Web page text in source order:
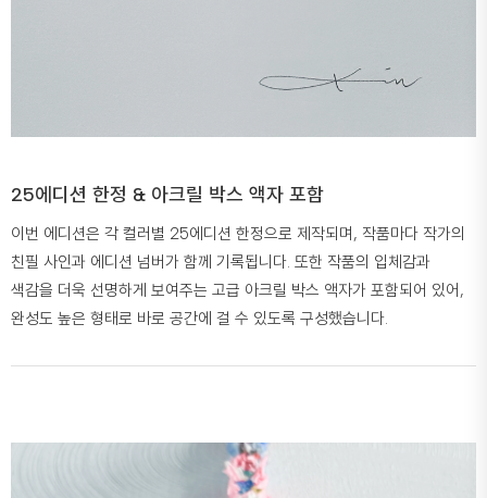
25에디션 한정 & 아크릴 박스 액자 포함
이번 에디션은 각 컬러별 25에디션 한정으로 제작되며, 작품마다 작가의
친필 사인과 에디션 넘버가 함께 기록됩니다. 또한 작품의 입체감과
색감을 더욱 선명하게 보여주는 고급 아크릴 박스 액자가 포함되어 있어,
완성도 높은 형태로 바로 공간에 걸 수 있도록 구성했습니다.